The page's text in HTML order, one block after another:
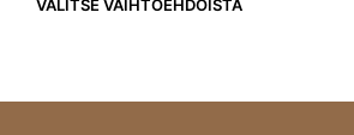
VALITSE VAIHTOEHDOISTA
muunnelma.